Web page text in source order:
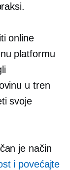
online
platformu
u tren
svoje
je način
i povećajte